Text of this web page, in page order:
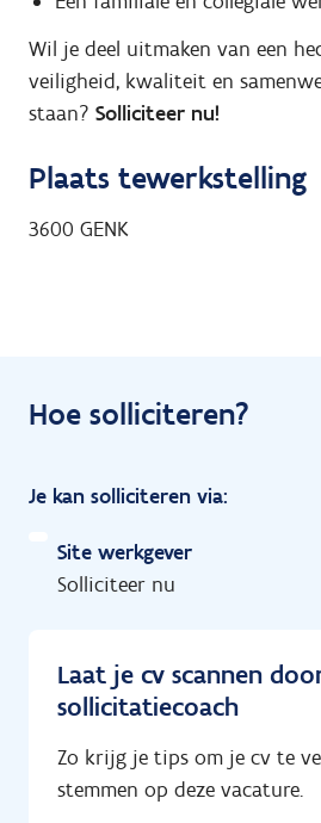
Wil je deel uitmaken van een
veiligheid, kwaliteit en
staan? Solliciteer nu!
Plaats tewerkstelling
3600 GENK
Hoe solliciteren?
Je kan solliciteren via:
Site werkgever
Solliciteer nu
Laat je cv scannen
sollicitatiecoach
Zo krijg je tips om je cv te
stemmen op deze vacature.